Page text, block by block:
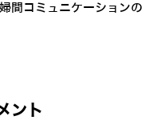
間コミュニケーションの
ント